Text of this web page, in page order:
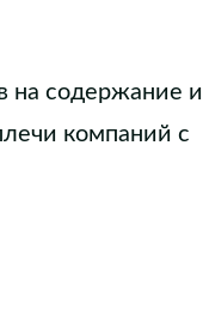
на содержание и
компаний с